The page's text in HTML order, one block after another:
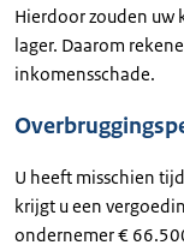
Hierdoor zouden uw
lager. Daarom
inkomensschade.
U heeft misschien
krijgt u een
ondernemer €